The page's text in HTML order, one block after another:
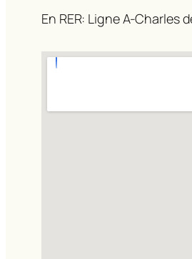
En RER: Ligne A-Charles